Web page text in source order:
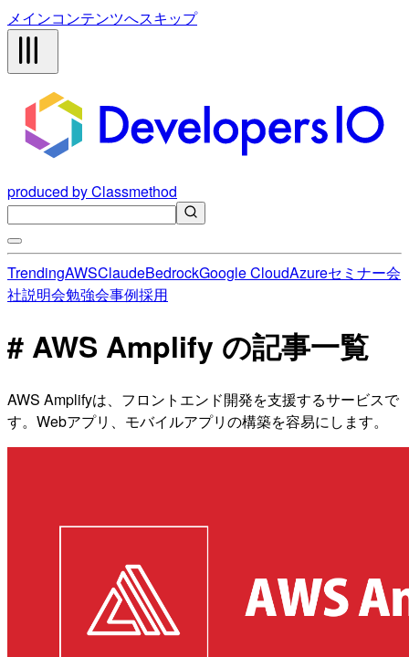
メインコンテンツへスキップ
produced by Classmethod
TrendingAWSClaudeBedrockGoogle CloudAzureセミナー会
社説明会勉強会事例採用
# AWS Amplify の記事一覧
AWS Amplifyは、フロントエンド開発を支援するサービスで
す。Webアプリ、モバイルアプリの構築を容易にします。